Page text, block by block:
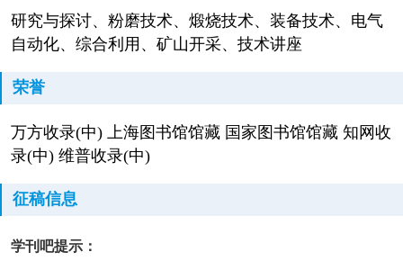
研究与探讨、粉磨技术、煅烧技术、装备技术、电气
自动化、综合利用、矿山开采、技术讲座
荣誉
万方收录(中) 上海图书馆馆藏 国家图书馆馆藏 知网收
录(中) 维普收录(中)
征稿信息
学刊吧提示：